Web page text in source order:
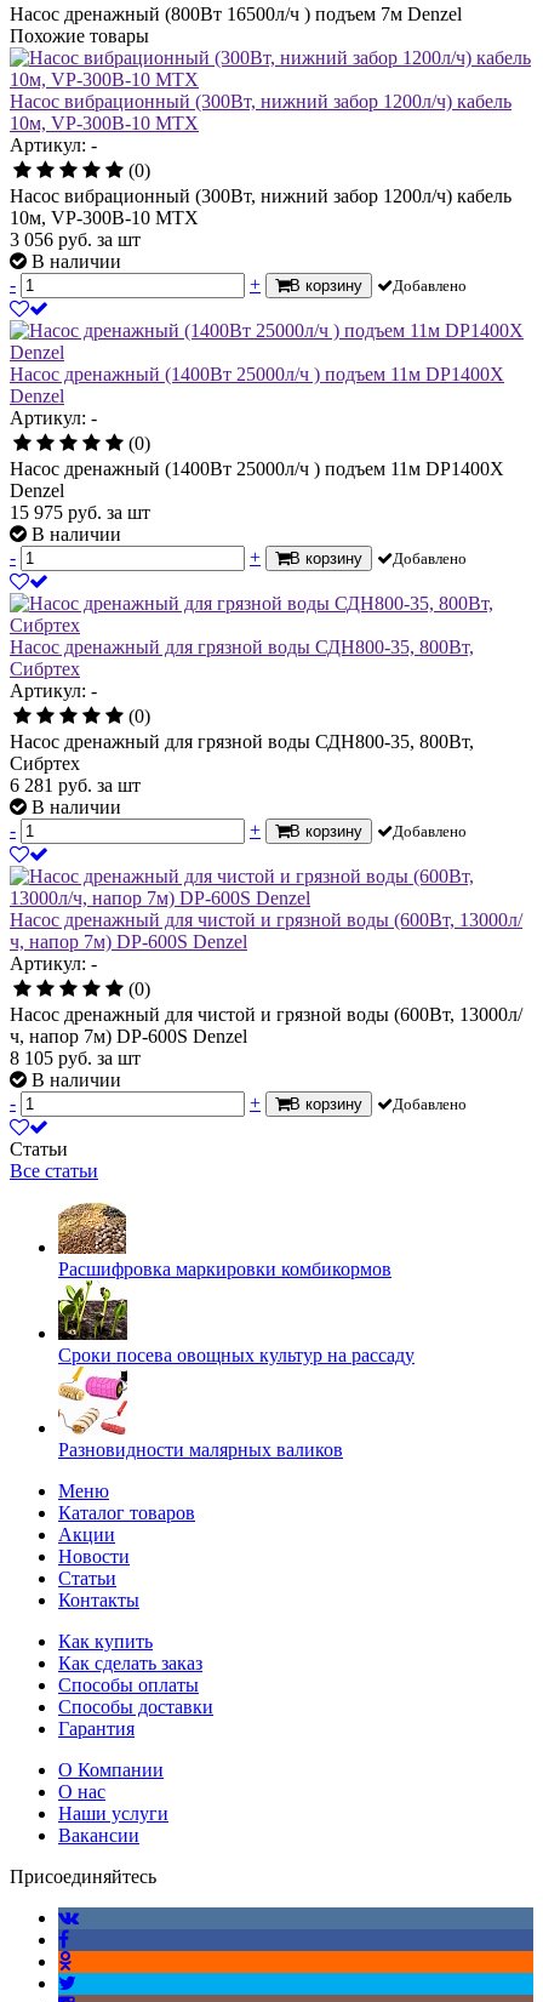
Насос дренажный (800Вт 16500л/ч ) подъем 7м Denzel
Похожие товары
Насос вибрационный (300Вт, нижний забор 1200л/ч) кабель
10м, VP-300B-10 MTX
Артикул: -
(0)
Насос вибрационный (300Вт, нижний забор 1200л/ч) кабель
10м, VP-300B-10 MTX
3 056 руб. за шт
В наличии
-
+ В корзину Добавлено
Насос дренажный (1400Вт 25000л/ч ) подъем 11м DP1400X
Denzel
Артикул: -
(0)
Насос дренажный (1400Вт 25000л/ч ) подъем 11м DP1400X
Denzel
15 975 руб. за шт
В наличии
-
+ В корзину Добавлено
Насос дренажный для грязной воды СДН800-35, 800Вт,
Сибртех
Артикул: -
(0)
Насос дренажный для грязной воды СДН800-35, 800Вт,
Сибртех
6 281 руб. за шт
В наличии
-
+ В корзину Добавлено
Насос дренажный для чистой и грязной воды (600Вт, 13000л/
ч, напор 7м) DP-600S Denzel
Артикул: -
(0)
Насос дренажный для чистой и грязной воды (600Вт, 13000л/
ч, напор 7м) DP-600S Denzel
8 105 руб. за шт
В наличии
-
+ В корзину Добавлено
Статьи
Все статьи
Расшифровка маркировки комбикормов
Сроки посева овощных культур на рассаду
Разновидности малярных валиков
Меню
Каталог товаров
Акции
Новости
Статьи
Контакты
Как купить
Как сделать заказ
Способы оплаты
Способы доставки
Гарантия
О Компании
О нас
Наши услуги
Вакансии
Присоединяйтесь